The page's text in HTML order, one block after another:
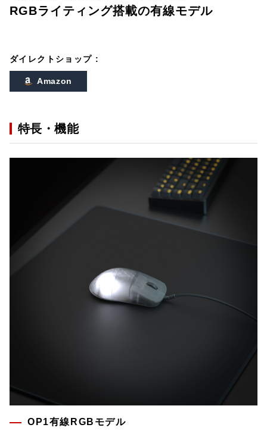
RGBライティング搭載の有線モデル
ダイレクトショップ :
Amazon
特長・機能
OP1有線RGBモデル